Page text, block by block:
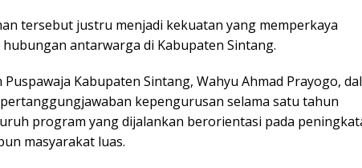
tersebut justru menjadi kekuatan yang memperkaya
antarwarga di Kabupaten Sintang.
Kabupaten Sintang, Wahyu Ahmad Prayogo,
kepengurusan selama satu tahun
program yang dijalankan berorientasi pada
masyarakat luas.